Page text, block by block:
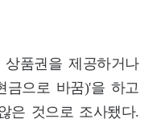
품권을 제공하거나
금으로 바꿈)'을 하고
은 것으로 조사됐다.